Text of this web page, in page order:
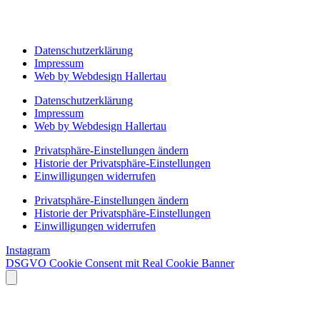
Datenschutzerklärung
Impressum
Web by Webdesign Hallertau
Datenschutzerklärung
Impressum
Web by Webdesign Hallertau
Privatsphäre-Einstellungen ändern
Historie der Privatsphäre-Einstellungen
Einwilligungen widerrufen
Privatsphäre-Einstellungen ändern
Historie der Privatsphäre-Einstellungen
Einwilligungen widerrufen
Instagram
DSGVO Cookie Consent mit Real Cookie Banner